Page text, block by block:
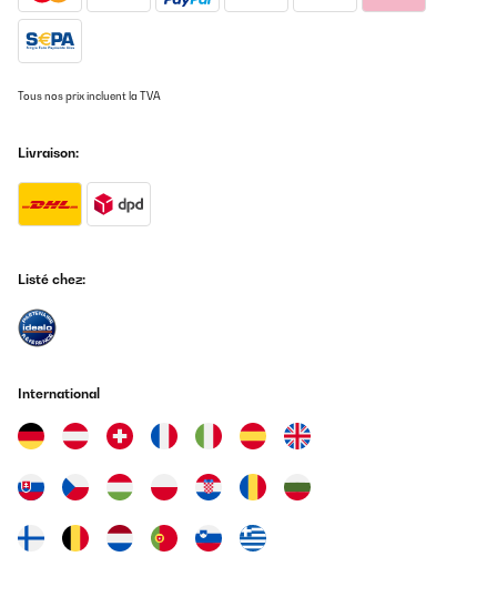
Tous nos prix incluent la TVA
Livraison:
Listé chez:
International